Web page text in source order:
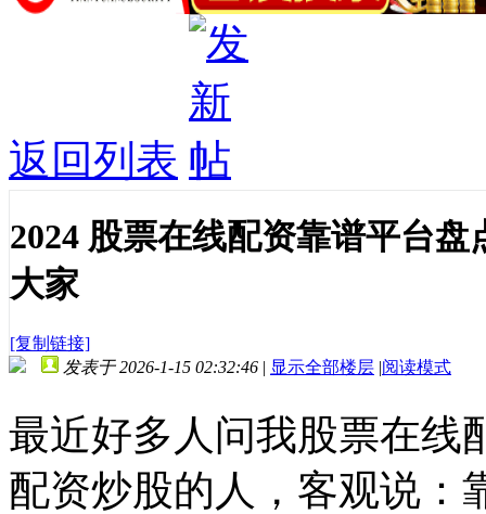
返回列表
2024 股票在线配资靠谱平台
大家
[复制链接]
发表于 2026-1-15 02:32:46 | 显示全部楼层 |阅读模式
最近好多人问我股票在线
配资炒股的人，客观说：